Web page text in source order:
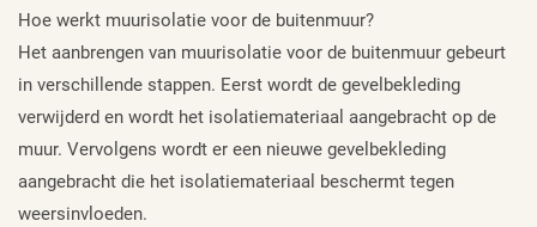
Hoe werkt muurisolatie voor de buitenmuur?
Het aanbrengen van muurisolatie voor de buitenmuur gebeurt
in verschillende stappen. Eerst wordt de gevelbekleding
verwijderd en wordt het isolatiemateriaal aangebracht op de
muur. Vervolgens wordt er een nieuwe gevelbekleding
aangebracht die het isolatiemateriaal beschermt tegen
weersinvloeden.